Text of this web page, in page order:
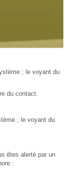
; le voyant du
du contact.
; le voyant du
êtes alerté par un
: